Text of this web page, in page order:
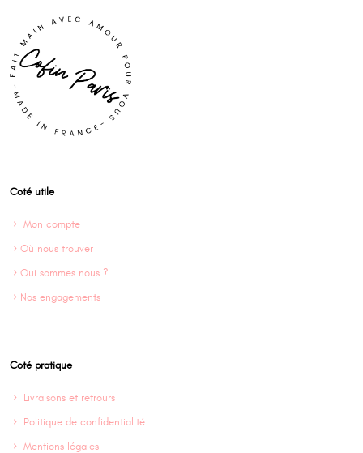
Coté utile
Mon compte
Où nous trouver
Qui sommes nous ?
Nos engagements
Coté pratique
Livraisons et retrours
Politique de confidentialité
Mentions légales